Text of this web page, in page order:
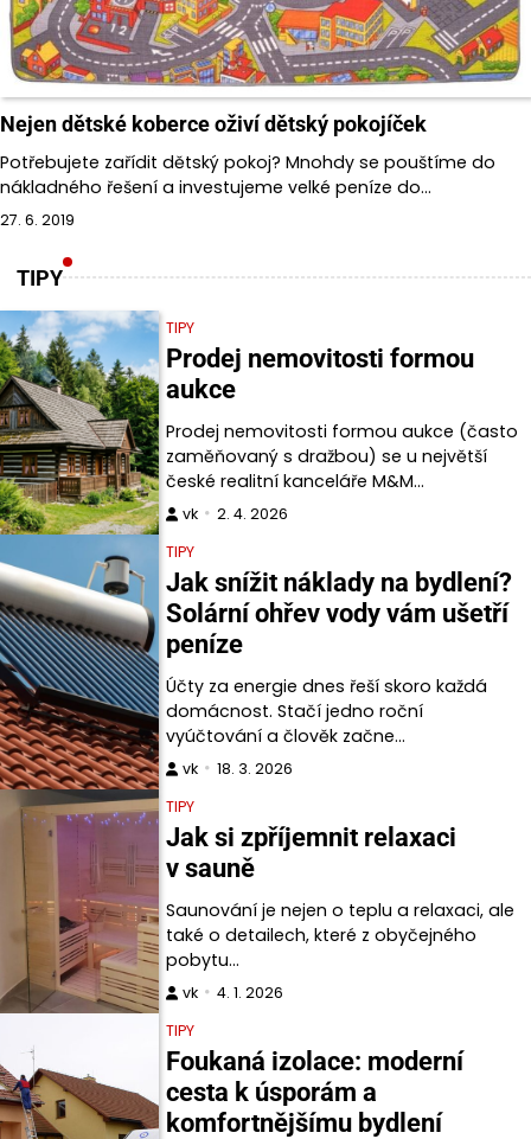
Nejen dětské koberce oživí dětský pokojíček
Potřebujete zařídit dětský pokoj? Mnohdy se pouštíme do
nákladného řešení a investujeme velké peníze do…
27. 6. 2019
TIPY
TIPY
Prodej nemovitosti formou
aukce
Prodej nemovitosti formou aukce (často
zaměňovaný s dražbou) se u největší
české realitní kanceláře M&M…
vk
2. 4. 2026
TIPY
Jak snížit náklady na bydlení?
Solární ohřev vody vám ušetří
peníze
Účty za energie dnes řeší skoro každá
domácnost. Stačí jedno roční
vyúčtování a člověk začne…
vk
18. 3. 2026
TIPY
Jak si zpříjemnit relaxaci
v sauně
Saunování je nejen o teplu a relaxaci, ale
také o detailech, které z obyčejného
pobytu…
vk
4. 1. 2026
TIPY
Foukaná izolace: moderní
cesta k úsporám a
komfortnějšímu bydlení